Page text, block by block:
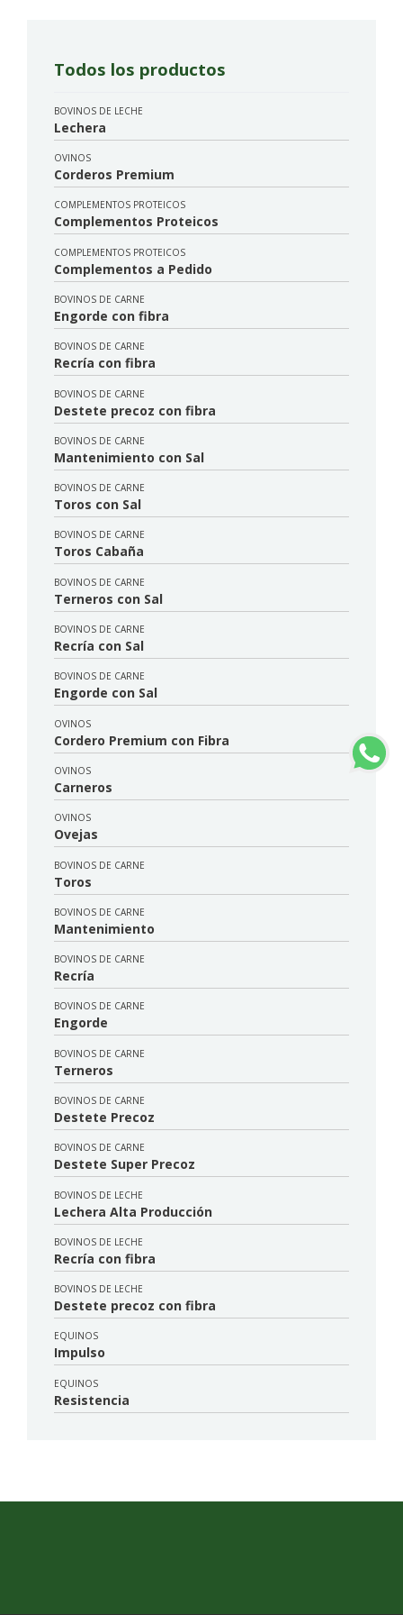
Todos los productos
BOVINOS DE LECHE
Lechera
OVINOS
Corderos Premium
COMPLEMENTOS PROTEICOS
Complementos Proteicos
COMPLEMENTOS PROTEICOS
Complementos a Pedido
BOVINOS DE CARNE
Engorde con fibra
BOVINOS DE CARNE
Recría con fibra
BOVINOS DE CARNE
Destete precoz con fibra
BOVINOS DE CARNE
Mantenimiento con Sal
BOVINOS DE CARNE
Toros con Sal
BOVINOS DE CARNE
Toros Cabaña
BOVINOS DE CARNE
Terneros con Sal
BOVINOS DE CARNE
Recría con Sal
BOVINOS DE CARNE
Engorde con Sal
OVINOS
Cordero Premium con Fibra
OVINOS
Carneros
OVINOS
Ovejas
BOVINOS DE CARNE
Toros
BOVINOS DE CARNE
Mantenimiento
BOVINOS DE CARNE
Recría
BOVINOS DE CARNE
Engorde
BOVINOS DE CARNE
Terneros
BOVINOS DE CARNE
Destete Precoz
BOVINOS DE CARNE
Destete Super Precoz
BOVINOS DE LECHE
Lechera Alta Producción
BOVINOS DE LECHE
Recría con fibra
BOVINOS DE LECHE
Destete precoz con fibra
EQUINOS
Impulso
EQUINOS
Resistencia